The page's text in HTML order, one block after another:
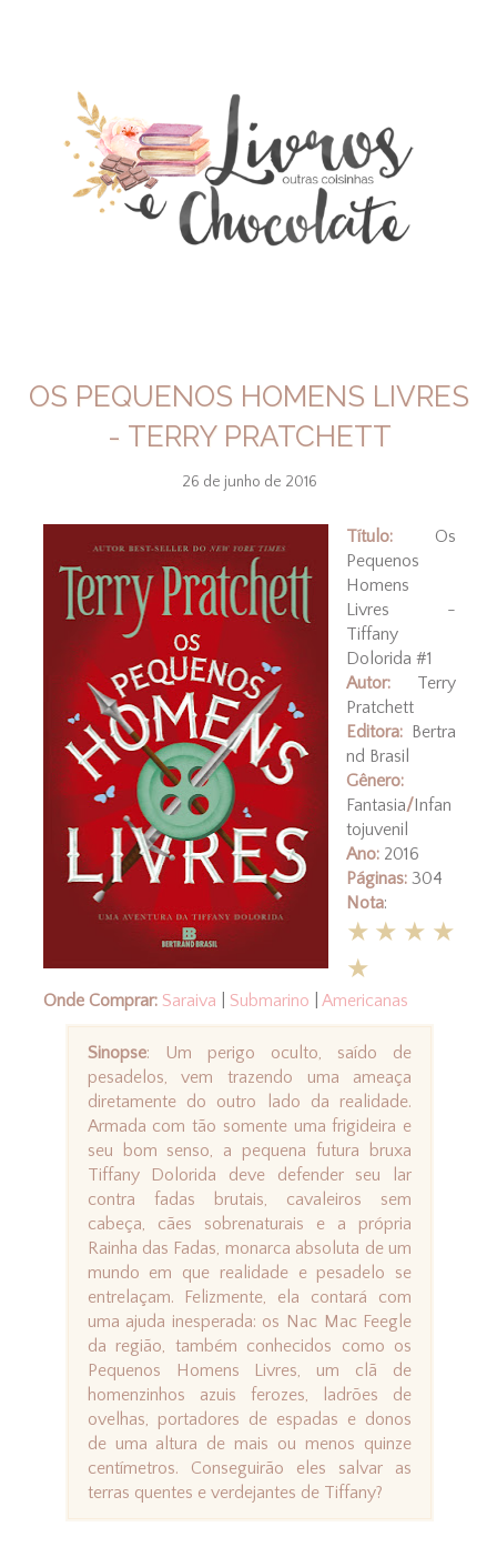
OS PEQUENOS HOMENS LIVRES
- TERRY PRATCHETT
26 de junho de 2016
Título:Os
Pequenos
Homens
Livres -
Tiffany
Dolorida #1
Autor:Terry
Pratchett
Editora:Bertra
nd Brasil
Gênero:
Fantasia/Infan
tojuvenil
Ano:2016
Páginas:304
Nota:
★★★★
★
Onde Comprar: Saraiva Submarino Americanas
Sinopse: Um perigo oculto, saído de
pesadelos, vem trazendo uma ameaça
diretamente do outro lado da realidade.
Armada com tão somente uma frigideira e
seu bom senso, a pequena futura bruxa
Tiffany Dolorida deve defender seu lar
contra fadas brutais, cavaleiros sem
cabeça, cães sobrenaturais e a própria
Rainha das Fadas, monarca absoluta de um
mundo em que realidade e pesadelo se
entrelaçam. Felizmente, ela contará com
uma ajuda inesperada: os Nac Mac Feegle
da região, também conhecidos como os
Pequenos Homens Livres, um clã de
homenzinhos azuis ferozes, ladrões de
ovelhas, portadores de espadas e donos
de uma altura de mais ou menos quinze
centímetros. Conseguirão eles salvar as
terras quentes e verdejantes de Tiffany?